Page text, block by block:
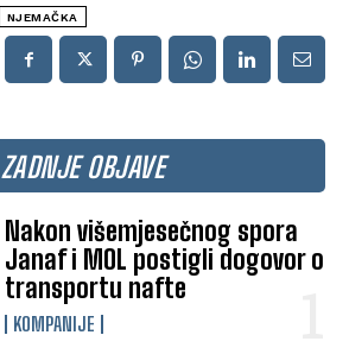
ZADNJE OBJAVE
Nakon višemjesečnog spora
Janaf i MOL postigli dogovor o
transportu nafte
KOMPANIJE
NJEMAČKA